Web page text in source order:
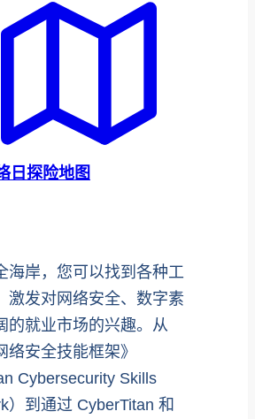
日探险地图
海岸，您可以找到各种工
激发对网络安全、数字素
的就业市场的兴趣。从
络安全技能框架》
Cybersecurity Skills
）到通过 CyberTitan 和